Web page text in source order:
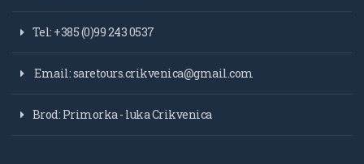
Tel: +385 (0)99 243 0537
Email: saretours.crikvenica@gmail.com
Brod: Primorka - luka Crikvenica